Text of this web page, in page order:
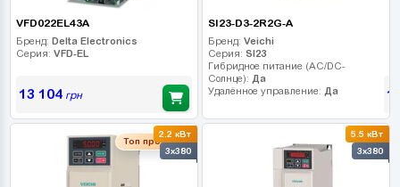
VFD022EL43A
Бренд: Delta Electronics
Серия: VFD-EL
13 104грн
SI23-D3-2R2G-A
Бренд: Veichi
Серия: SI23
Гибридное питание (AC/DC-
Солнце): Да
Удалённое управление: Да
2.2 кВт
3x380
Топ продаж
5.5 кВт
3x380